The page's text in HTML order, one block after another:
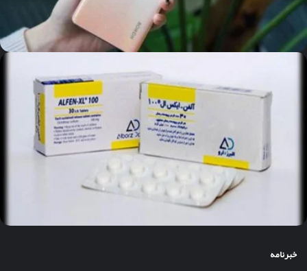
خبرنامه